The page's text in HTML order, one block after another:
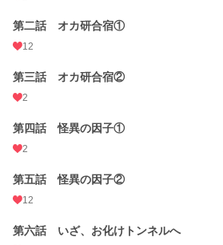
第二話 オカ研合宿①
12
第三話 オカ研合宿②
2
第四話 怪異の因子①
2
第五話 怪異の因子②
12
第六話 いざ、お化けトンネルへ